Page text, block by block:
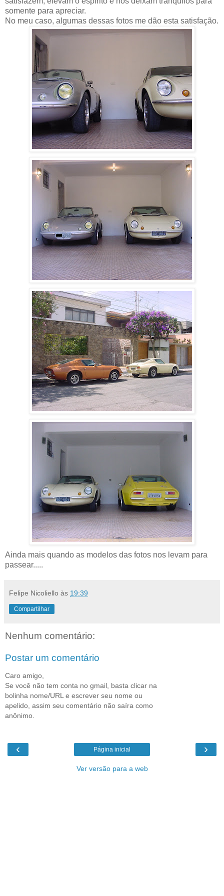
somente para apreciar.
No meu caso, algumas dessas fotos me dão esta satisfação.
Ainda mais quando as modelos das fotos nos levam para
passear.....
Felipe Nicoliello às 19:39
Compartilhar
Nenhum comentário:
Postar um comentário
Caro amigo,
Se você não tem conta no gmail, basta clicar na
bolinha nome/URL e escrever seu nome ou
apelido, assim seu comentário não saíra como
anônimo.
‹ ›
Página inicial
Ver versão para a web